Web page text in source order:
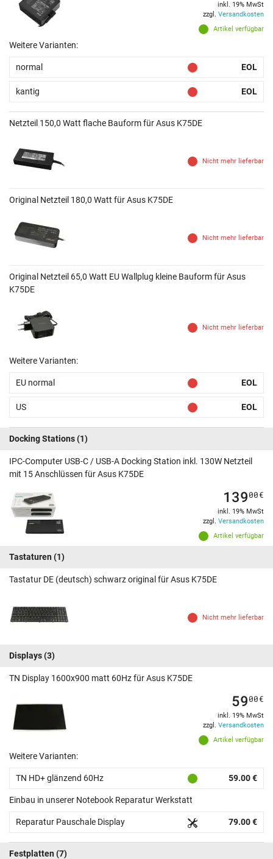
Artikel verfügbar
inkl. 19% MwSt
zzgl. Versandkosten
Weitere Varianten:
normal EOL
kantig EOL
Netzteil 150,0 Watt flache Bauform für Asus K75DE
Nicht mehr lieferbar
Original Netzteil 180,0 Watt für Asus K75DE
Nicht mehr lieferbar
Original Netzteil 65,0 Watt EU Wallplug kleine Bauform für Asus
K75DE
Nicht mehr lieferbar
Weitere Varianten:
EU normal EOL
US EOL
Docking Stations(1)
IPC-Computer USB-C / USB-A Docking Station inkl. 130W Netzteil
mit 15 Anschlüssen für Asus K75DE
Artikel verfügbar
13900€
inkl. 19% MwSt
zzgl. Versandkosten
Tastaturen (1)
Tastatur DE (deutsch) schwarz original für Asus K75DE
Nicht mehr lieferbar
Displays(3)
TN Display 1600x900 matt 60Hz für Asus K75DE
Artikel verfügbar
5900€
inkl. 19% MwSt
zzgl. Versandkosten
Weitere Varianten:
TN HD+ glänzend 60Hz 59.00 €
Einbau in unserer Notebook Reparatur Werkstatt
Reparatur Pauschale Display 79.00 €
Festplatten (7)